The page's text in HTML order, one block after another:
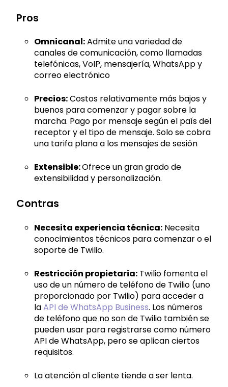
Pros
Omnicanal:Admite una variedad de
canales de comunicación, como llamadas
telefónicas, VoIP, mensajería, WhatsApp y
correo electrónico
Precios:Costos relativamente más bajos y
buenos para comenzar y pagar sobre la
marcha. Pago por mensaje según el país del
receptor y el tipo de mensaje. Solo se cobra
una tarifa plana a los mensajes de sesión
Extensible:Ofrece un gran grado de
extensibilidad y personalización.
Contras
Necesita experiencia técnica: Necesita
conocimientos técnicos para comenzar o el
soporte de Twilio.
Restricción propietaria: Twilio fomenta el
uso de un número de teléfono de Twilio (uno
proporcionado por Twilio) para acceder a
laAPI de WhatsApp Business. Los números
de teléfono que no son de Twilio también se
pueden usar para registrarse como número
API de WhatsApp, pero se aplican ciertos
requisitos.
La atención al cliente tiende a ser lenta.